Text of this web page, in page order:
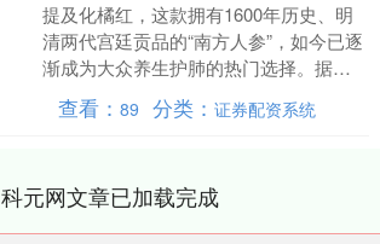
提及化橘红，这款拥有1600年历史、明
清两代宫廷贡品的“南方人参”，如今已逐
渐成为大众养生护肺的热门选择。据化
州市人民政府网记载，化橘红是化州道
地特产，历史悠久....
查看：89 分类：证券配资系统
科元网文章已加载完成